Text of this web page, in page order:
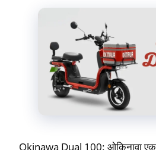
Okinawa Dual 100: ओकिनावा एक